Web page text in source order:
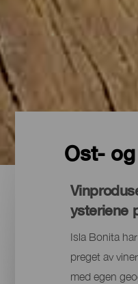
Ost-
ysteriene
Isla Bonita
preget av
med egen